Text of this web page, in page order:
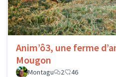
Anim’ô3, une ferme
Mougon
Montagu
2 46